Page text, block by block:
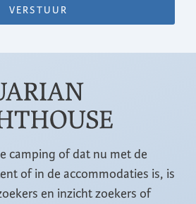
VERSTUUR
camping of dat nu met de
of in de accommodaties is, is
en inzicht zoekers of